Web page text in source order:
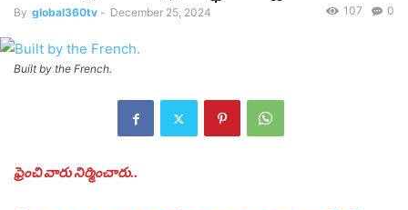
By global360tv - December 25, 2024 0
107
Built by the French.
ఫ్రెంచి వారు నిర్మించారు..